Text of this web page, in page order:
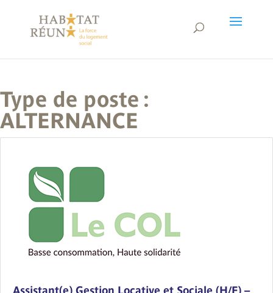
Type de poste :
ALTERNANCE
Assistant(e) Gestion Locative et Sociale (H/F) –